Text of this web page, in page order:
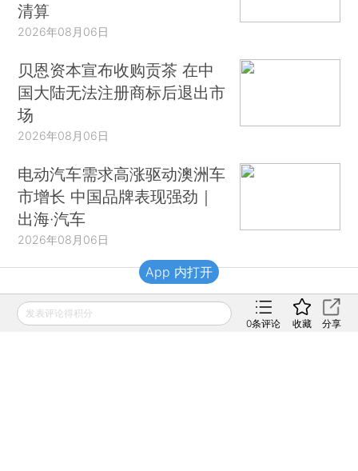
清算
2026年08月06日
贝恩资本宣布收购贡茶 在中
国大陆无法注册商标后退出市
场
2026年08月06日
电动汽车需求高涨驱动澳洲车
市增长 中国品牌表现强劲｜
出海·汽车
2026年08月06日
财新移动
发表评论得积分
0条评论 收藏 分享
App 内打开